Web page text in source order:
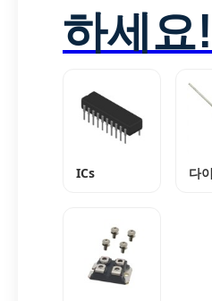
하세요!
ICs 다